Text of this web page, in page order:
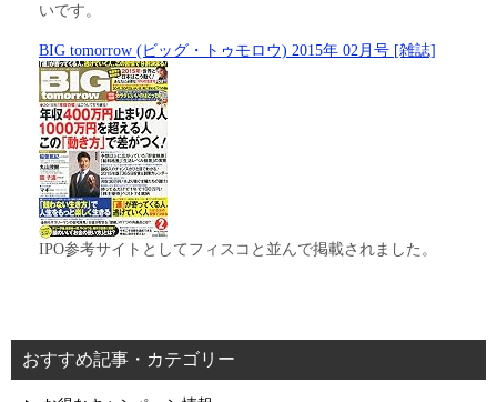
いです。
BIG tomorrow (ビッグ・トゥモロウ) 2015年 02月号 [雑誌]
IPO参考サイトとしてフィスコと並んで掲載されました。
おすすめ記事・カテゴリー